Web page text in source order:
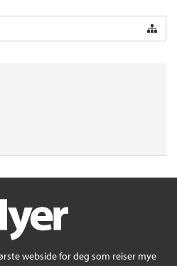
webside for deg som reiser mye